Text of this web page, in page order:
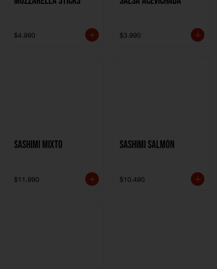
$4.990 $3.990
Sashimi Mixto
$11.990
Sashimi Salmón
$10.490